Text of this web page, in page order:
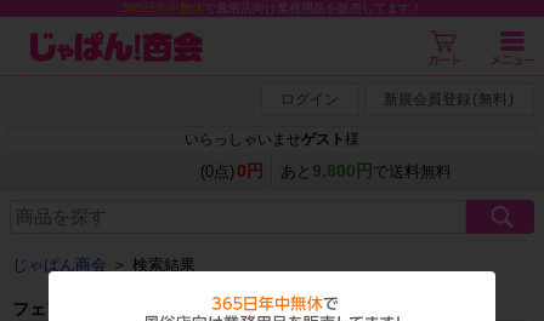
365日年中無休で風俗店向け業務用品を販売してます！
ログイン 新規会員登録 ( 無料 )
いらっしゃいませ ゲスト様
(0点) 0円 あと 9,800円 で送料無料
じゃぱん商会 ＞ 検索結果
フェアリーグレース